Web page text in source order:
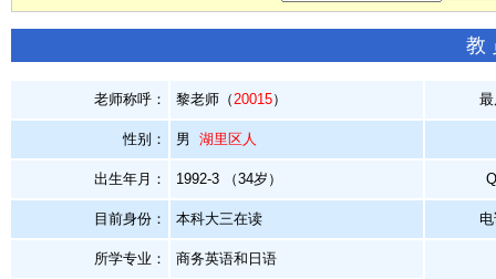
教
老师称呼： 黎老师（20015）
性别： 男 湖里区人
出生年月： 1992-3 （34岁）
目前身份： 本科大三在读
所学专业： 商务英语和日语